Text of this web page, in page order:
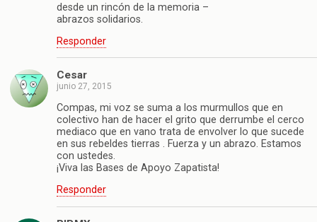
desde un rincón de la memoria –
abrazos solidarios.
Responder
Cesar
junio 27, 2015
Compas, mi voz se suma a los murmullos que en
colectivo han de hacer el grito que derrumbe el cerco
mediaco que en vano trata de envolver lo que sucede
en sus rebeldes tierras . Fuerza y un abrazo. Estamos
con ustedes.
¡Viva las Bases de Apoyo Zapatista!
Responder